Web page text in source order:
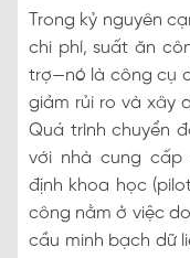
Trong kỷ nguyên
chi phí, suất ăn
trợ—nó là công cụ
giảm rủi ro và xây
Quá trình chuyển
với nhà cung cấp
định khoa học
công nằm ở việc
cầu minh bạch dữ